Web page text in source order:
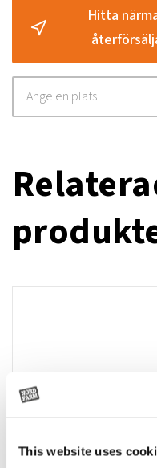
This website uses
Hitta